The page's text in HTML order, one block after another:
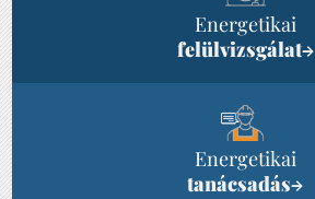
Energetikai
felülvizsgálat→
Energetikai
tanácsadás→